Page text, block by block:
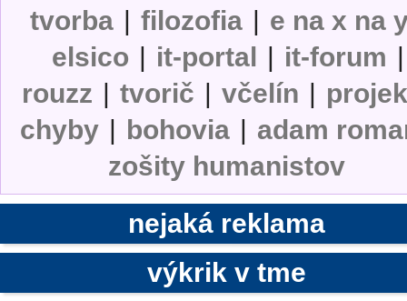
tvorba | filozofia | e na x na
elsico | it-portal | it-forum |
rouzz | tvorič | včelín |
chyby | bohovia | adam
zošity humanistov
nejaká reklama
výkrik v tme